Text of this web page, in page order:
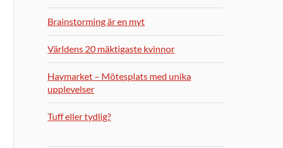
Brainstorming är en myt
Världens 20 mäktigaste kvinnor
Haymarket – Mötesplats med unika
upplevelser
Tuff eller tydlig?